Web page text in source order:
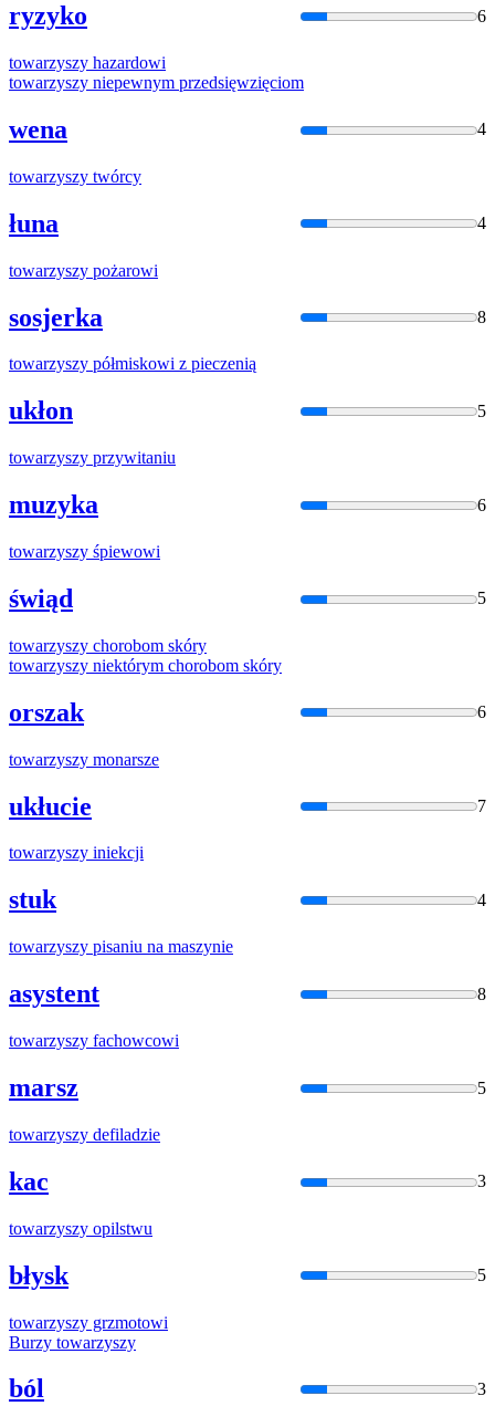
ryzyko 6
towarzyszy hazardowi
towarzyszy niepewnym przedsięwzięciom
wena 4
towarzyszy twórcy
łuna 4
towarzyszy pożarowi
sosjerka 8
towarzyszy półmiskowi z pieczenią
ukłon 5
towarzyszy przywitaniu
muzyka 6
towarzyszy śpiewowi
świąd 5
towarzyszy chorobom skóry
towarzyszy niektórym chorobom skóry
orszak 6
towarzyszy monarsze
ukłucie 7
towarzyszy iniekcji
stuk 4
towarzyszy pisaniu na maszynie
asystent 8
towarzyszy fachowcowi
marsz 5
towarzyszy defiladzie
kac 3
towarzyszy opilstwu
błysk 5
towarzyszy grzmotowi
Burzy towarzyszy
ból 3